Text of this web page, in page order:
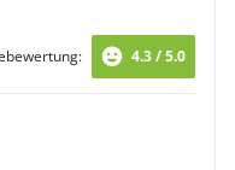
4.3 / 5.0